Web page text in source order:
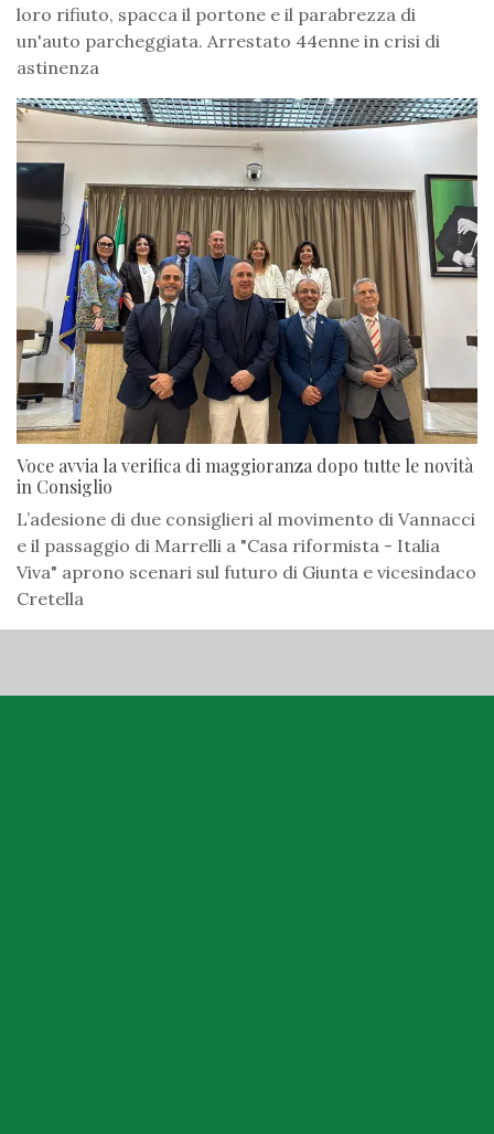
loro rifiuto, spacca il portone e il parabrezza di
un'auto parcheggiata. Arrestato 44enne in crisi di
astinenza
Voce avvia la verifica di maggioranza dopo tutte le novità
in Consiglio
L’adesione di due consiglieri al movimento di Vannacci
e il passaggio di Marrelli a "Casa riformista - Italia
Viva" aprono scenari sul futuro di Giunta e vicesindaco
Cretella